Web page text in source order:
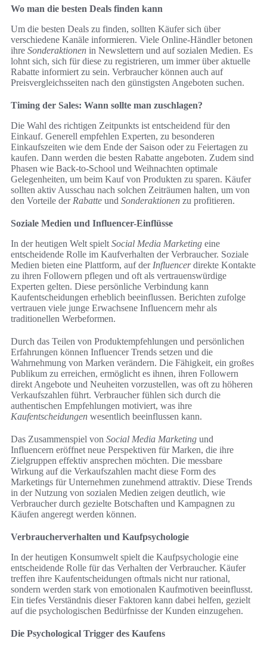
Wo man die besten Deals finden kann
Um die besten Deals zu finden, sollten Käufer sich über
verschiedene Kanäle informieren. Viele Online-Händler betonen
ihre Sonderaktionen in Newslettern und auf sozialen Medien. Es
lohnt sich, sich für diese zu registrieren, um immer über aktuelle
Rabatte informiert zu sein. Verbraucher können auch auf
Preisvergleichsseiten nach den günstigsten Angeboten suchen.
Timing der Sales: Wann sollte man zuschlagen?
Die Wahl des richtigen Zeitpunkts ist entscheidend für den
Einkauf. Generell empfehlen Experten, zu besonderen
Einkaufszeiten wie dem Ende der Saison oder zu Feiertagen zu
kaufen. Dann werden die besten Rabatte angeboten. Zudem sind
Phasen wie Back-to-School und Weihnachten optimale
Gelegenheiten, um beim Kauf von Produkten zu sparen. Käufer
sollten aktiv Ausschau nach solchen Zeiträumen halten, um von
den Vorteile der Rabatte und Sonderaktionen zu profitieren.
Soziale Medien und Influencer-Einflüsse
In der heutigen Welt spielt Social Media Marketing eine
entscheidende Rolle im Kaufverhalten der Verbraucher. Soziale
Medien bieten eine Plattform, auf der Influencerdirekte Kontakte
zu ihren Followern pflegen und oft als vertrauenswürdige
Experten gelten. Diese persönliche Verbindung kann
Kaufentscheidungen erheblich beeinflussen. Berichten zufolge
vertrauen viele junge Erwachsene Influencern mehr als
traditionellen Werbeformen.
Durch das Teilen von Produktempfehlungen und persönlichen
Erfahrungen können Influencer Trends setzen und die
Wahrnehmung von Marken verändern. Die Fähigkeit, ein großes
Publikum zu erreichen, ermöglicht es ihnen, ihren Followern
direkt Angebote und Neuheiten vorzustellen, was oft zu höheren
Verkaufszahlen führt. Verbraucher fühlen sich durch die
authentischen Empfehlungen motiviert, was ihre
Kaufentscheidungen wesentlich beeinflussen kann.
Das Zusammenspiel von Social Media Marketing und
Influencern eröffnet neue Perspektiven für Marken, die ihre
Zielgruppen effektiv ansprechen möchten. Die messbare
Wirkung auf die Verkaufszahlen macht diese Form des
Marketings für Unternehmen zunehmend attraktiv. Diese Trends
in der Nutzung von sozialen Medien zeigen deutlich, wie
Verbraucher durch gezielte Botschaften und Kampagnen zu
Käufen angeregt werden können.
Verbraucherverhalten und Kaufpsychologie
In der heutigen Konsumwelt spielt die Kaufpsychologie eine
entscheidende Rolle für das Verhalten der Verbraucher. Käufer
treffen ihre Kaufentscheidungen oftmals nicht nur rational,
sondern werden stark von emotionalen Kaufmotiven beeinflusst.
Ein tiefes Verständnis dieser Faktoren kann dabei helfen, gezielt
auf die psychologischen Bedürfnisse der Kunden einzugehen.
Die Psychological Trigger des Kaufens